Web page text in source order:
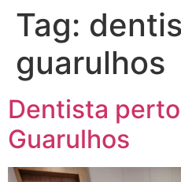
Tag:
guarulhos
Dentista
Guarulhos